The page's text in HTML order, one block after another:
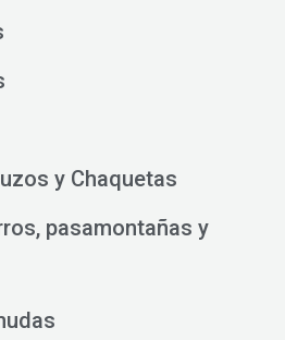
y Chaquetas
pasamontañas y